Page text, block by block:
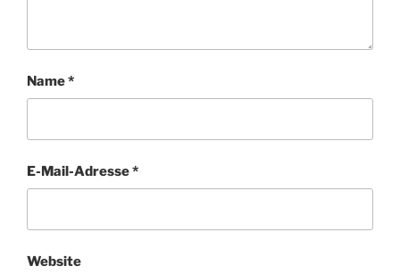
Name*
E-Mail-Adresse*
Website